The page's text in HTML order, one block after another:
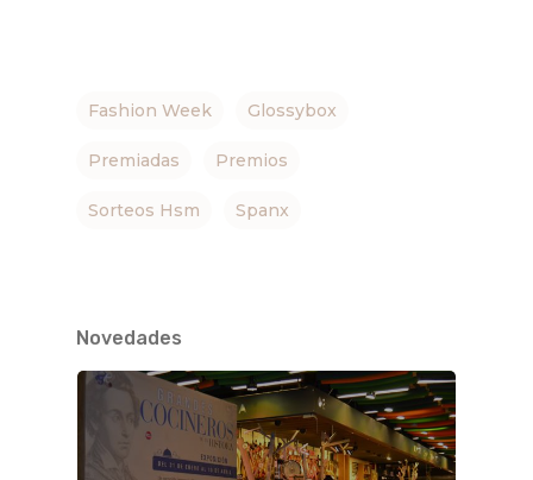
Fashion Week Glossybox
Premiadas Premios
Sorteos Hsm Spanx
Novedades